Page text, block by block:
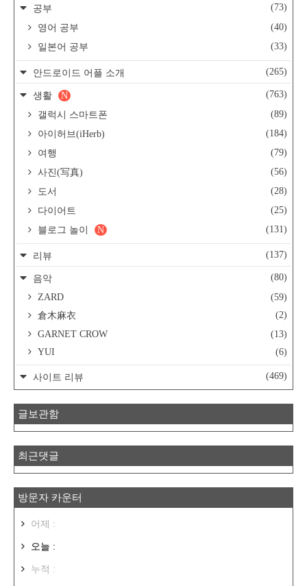
공부
(73)
영어 공부
(40)
일본어 공부
(33)
안드로이드 어플 소개 (265)
생활 (763)
N
갤럭시 스마트폰
(89)
아이허브(iHerb)
(184)
여행
(79)
사진(写真)
(56)
도서
(28)
다이어트
(25)
블로그 놀이
(131)
N
리뷰 (137)
음악
(80)
ZARD
(59)
倉木麻衣
(2)
GARNET CROW
(13)
YUI
(6)
사이트 리뷰 (469)
글보관함
최근댓글
방문자 카운터
어제 :
오늘 :
누적 :